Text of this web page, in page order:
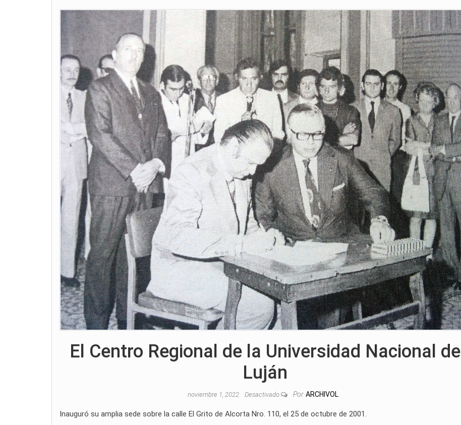
El Centro Regional de la Universidad Nacional de
Luján
noviembre 1, 2022 Desactivado Por ARCHIVOL
Inauguró su amplia sede sobre la calle El Grito de Alcorta Nro. 110, el 25 de octubre de 2001.